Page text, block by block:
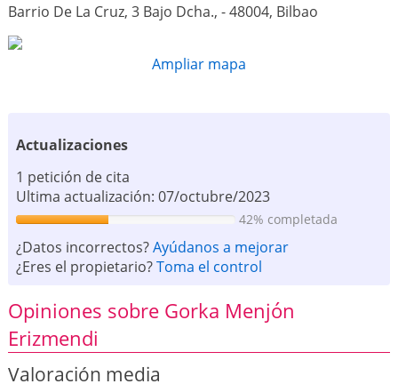
Barrio De La Cruz, 3 Bajo Dcha., - 48004, Bilbao
Ampliar mapa
Actualizaciones
1 petición de cita
Ultima actualización: 07/octubre/2023
42% completada
¿Datos incorrectos?Ayúdanos a mejorar
¿Eres el propietario?Toma el control
Opiniones sobre Gorka Menjón
Erizmendi
Valoración media